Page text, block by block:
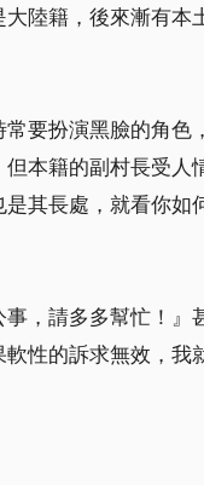
陸籍，後來漸有本
要扮演黑臉的角色
本籍的副村長受人
其長處，就看你如
，請多多幫忙！』
性的訴求無效，我